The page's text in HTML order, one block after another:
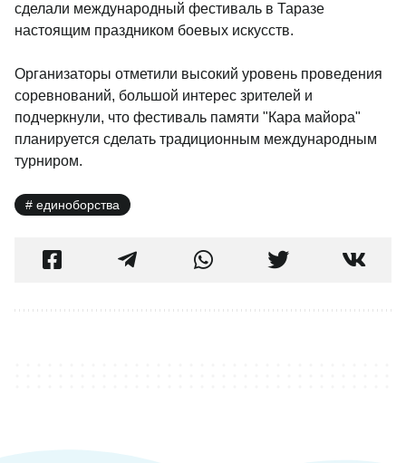
сделали международный фестиваль в Таразе
настоящим праздником боевых искусств.
Организаторы отметили высокий уровень проведения
соревнований, большой интерес зрителей и
подчеркнули, что фестиваль памяти "Кара майора"
планируется сделать традиционным международным
турниром.
единоборства